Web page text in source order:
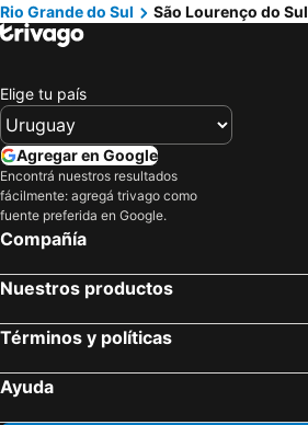
Bombinhas, Santa Catarina Hoteles
Rio Grande do Sul
São Lourenço do Sul
Elige tu país
Agregar en Google
Encontrá nuestros resultados
fácilmente: agregá trivago como
fuente preferida en Google.
Compañía
Nuestros productos
Términos y políticas
Ayuda